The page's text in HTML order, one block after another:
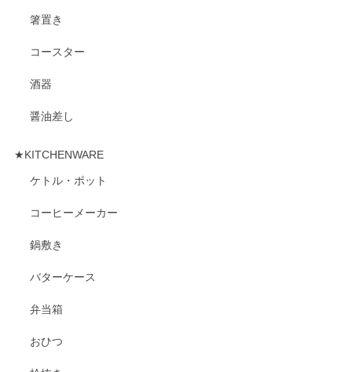
箸置き
コースター
酒器
醤油差し
★KITCHENWARE
ケトル・ポット
コーヒーメーカー
鍋敷き
バターケース
弁当箱
おひつ